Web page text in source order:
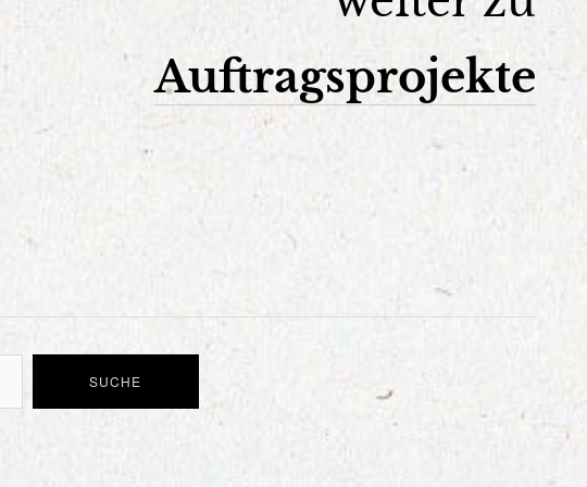
Auftragsprojekte